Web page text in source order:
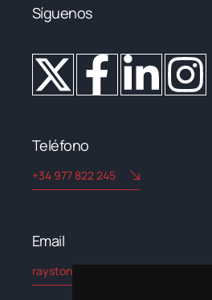
Síguenos
Teléfono
+34 977 822 245
Email​
rayston@kryptonchemical.com